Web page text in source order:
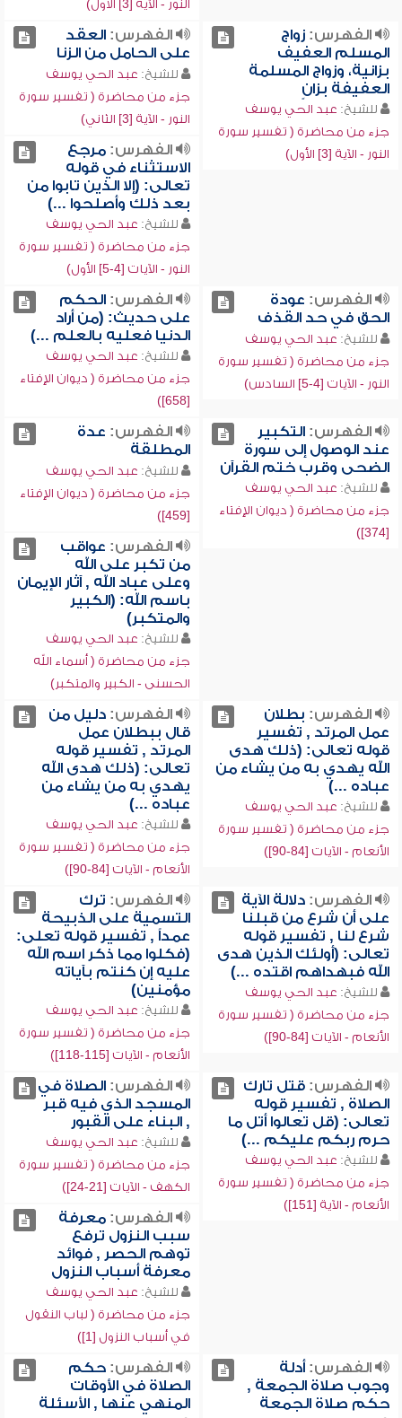
النور - الآية [3] الأول)
الفهرس:زواج
المسلم العفيف
بزانية، وزواج المسلمة
العفيفة بزانٍ
للشيخ: عبد الحي يوسف
جزء من محاضرة ( تفسير سورة
النور - الآية [3] الأول)
الفهرس:العقد
على الحامل من الزنا
للشيخ: عبد الحي يوسف
جزء من محاضرة ( تفسير سورة
النور - الآية [3] الثاني)
الفهرس:مرجع
الاستثناء في قوله
تعالى: (إلا الذين تابوا من
بعد ذلك وأصلحوا ...)
للشيخ: عبد الحي يوسف
جزء من محاضرة ( تفسير سورة
النور - الآيات [4-5] الأول)
الفهرس: عودة
الحق في حد القذف
للشيخ: عبد الحي يوسف
جزء من محاضرة ( تفسير سورة
النور - الآيات [4-5] السادس)
الفهرس:الحكم
على حديث: (من أراد
الدنيا فعليه بالعلم ...)
للشيخ: عبد الحي يوسف
جزء من محاضرة ( ديوان الإفتاء
[658])
الفهرس:التكبير
عند الوصول إلى سورة
الضحى وقرب ختم القرآن
للشيخ: عبد الحي يوسف
جزء من محاضرة ( ديوان الإفتاء
[374])
الفهرس: عدة
المطلقة
للشيخ: عبد الحي يوسف
جزء من محاضرة ( ديوان الإفتاء
[459])
الفهرس: عواقب
من تكبر على الله
وعلى عباد الله , آثار الإيمان
باسم الله: (الكبير
والمتكبر)
للشيخ: عبد الحي يوسف
جزء من محاضرة ( أسماء الله
الحسنى - الكبير والمتكبر)
الفهرس: بطلان
عمل المرتد , تفسير
قوله تعالى: (ذلك هدى
الله يهدي به من يشاء من
عباده ...)
للشيخ: عبد الحي يوسف
جزء من محاضرة ( تفسير سورة
الأنعام - الآيات [84-90])
الفهرس:دليل من
قال ببطلان عمل
المرتد , تفسير قوله
تعالى: (ذلك هدى الله
يهدي به من يشاء من
عباده ...)
للشيخ: عبد الحي يوسف
جزء من محاضرة ( تفسير سورة
الأنعام - الآيات [84-90])
الفهرس:دلالة الآية
على أن شرع من قبلنا
شرع لنا , تفسير قوله
تعالى: (أولئك الذين هدى
الله فبهداهم اقتده ...)
للشيخ: عبد الحي يوسف
جزء من محاضرة ( تفسير سورة
الأنعام - الآيات [84-90])
الفهرس: ترك
التسمية على الذبيحة
عمداً , تفسير قوله تعلى:
(فكلوا مما ذكر اسم الله
عليه إن كنتم بآياته
مؤمنين)
للشيخ: عبد الحي يوسف
جزء من محاضرة ( تفسير سورة
الأنعام - الآيات [115-118])
الفهرس:قتل تارك
الصلاة , تفسير قوله
تعالى: (قل تعالوا أتل ما
حرم ربكم عليكم ...)
للشيخ: عبد الحي يوسف
جزء من محاضرة ( تفسير سورة
الأنعام - الآية [151])
الفهرس:الصلاة في
المسجد الذي فيه قبر
, البناء على القبور
للشيخ: عبد الحي يوسف
جزء من محاضرة ( تفسير سورة
الكهف - الآيات [21-24])
الفهرس:معرفة
سبب النزول ترفع
توهم الحصر , فوائد
معرفة أسباب النزول
للشيخ: عبد الحي يوسف
جزء من محاضرة ( لباب النقول
في أسباب النزول [1])
الفهرس:أدلة
وجوب صلاة الجمعة ,
حكم صلاة الجمعة
الفهرس:حكم
الصلاة في الأوقات
المنهي عنها , الأسئلة